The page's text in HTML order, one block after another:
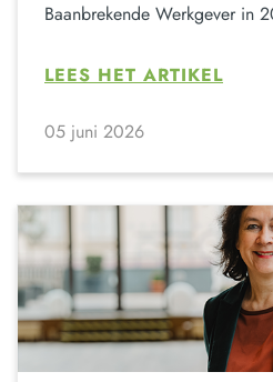
Baanbrekende Werkgever in
LEES HET ARTIKEL
05 juni 2026